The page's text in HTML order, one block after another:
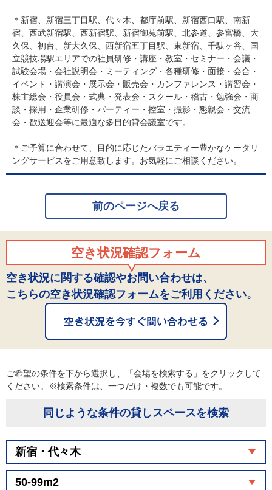
＊新宿、新宿三丁目駅、代々木、都庁前駅、新宿西口駅、南新
宿、西武新宿駅、西新宿駅、新宿御苑前駅、北参道、参宮橋、大
久保、初台、新大久保、西新宿五丁目駅、東新宿、千駄ヶ谷、国
立競技場駅エリアでの社員研修・講座・教室・セミナー・会議・
試験会場・会社説明会・ミーティング・各種研修・面接・会合・
イベント・講演会・展示会・販売会・カンファレンス・講習会・
株主総会・役員会・式典・発表会・スクール・稽古・勉強会・商
談・採用・企業研修・パーティー・控室・撮影・懇親会・交流
会・歓送迎会等に最適な多目的貸会議室です。
＊ご予算に合わせて、目的に応じたバラエティー豊かなケータリ
ングサービスをご用意致します。お気軽にご相談ください。
前のページへ戻る
空き状況確認フォーム
空き状況に関する確認やお問い合わせは、
こちらの空き状況確認フォームをご利用ください。
ご希望の条件を下から選択し、「会場を検索する」をクリックして
ください。※検索条件は、一つだけ・複数でも可能です。
同じような条件の貸しスペースを検索